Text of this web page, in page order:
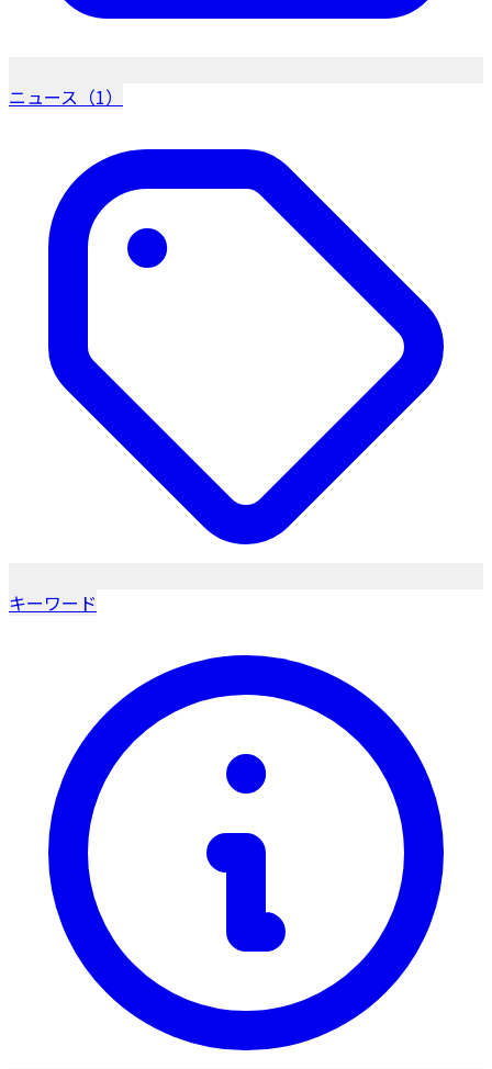
ニュース（1）
キーワード